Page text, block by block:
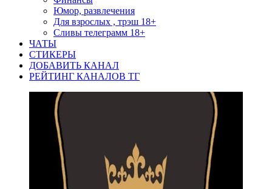
Юмор, развлечения
Для взрослых , трэш 18+
Сливы телеграмм 18+
ЧАТЫ
СТИКЕРЫ
ДОБАВИТЬ КАНАЛ
РЕЙТИНГ КАНАЛОВ ТГ